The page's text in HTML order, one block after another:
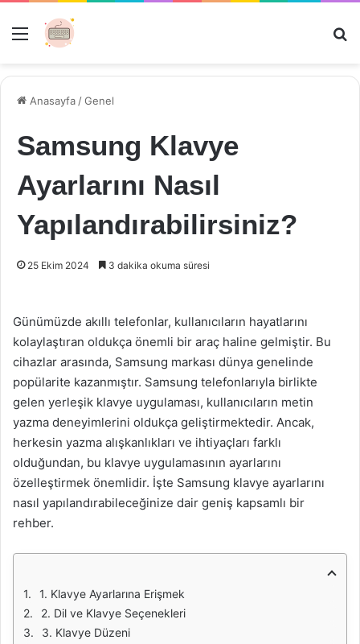
Menü
Anasayfa /Genel
Samsung Klavye
Ayarlarını Nasıl
Yapılandırabilirsiniz?
25 Ekim 2024 3 dakika okuma süresi
Günümüzde akıllı telefonlar, kullanıcıların hayatlarını
kolaylaştıran oldukça önemli bir araç haline gelmiştir. Bu
cihazlar arasında, Samsung markası dünya genelinde
popülarite kazanmıştır. Samsung telefonlarıyla birlikte
gelen yerleşik klavye uygulaması, kullanıcıların metin
yazma deneyimlerini oldukça geliştirmektedir. Ancak,
herkesin yazma alışkanlıkları ve ihtiyaçları farklı
olduğundan, bu klavye uygulamasının ayarlarını
özelleştirmek önemlidir. İşte Samsung klavye ayarlarını
nasıl yapılandırabileceğinize dair geniş kapsamlı bir
rehber.
1. Klavye Ayarlarına Erişmek
2. Dil ve Klavye Seçenekleri
3. Klavye Düzeni